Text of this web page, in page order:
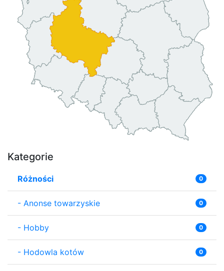
Kategorie
Różności 0
- Anonse towarzyskie 0
- Hobby 0
- Hodowla kotów 0